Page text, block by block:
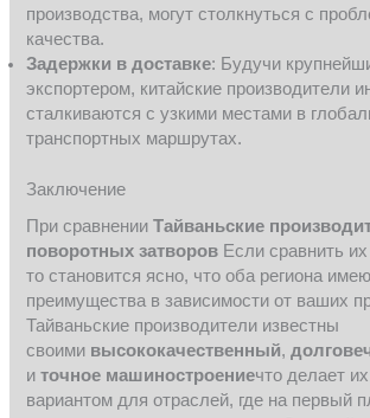
производства, могут столкнуться с
качества.
Задержки в доставке: Будучи
экспортером, китайские производители
сталкиваются с узкими местами в
транспортных маршрутах.
Заключение
При сравненииТайваньские
поворотных затворов Если сравнить
то становится ясно, что оба региона
преимущества в зависимости от ваших
Тайваньские производители известны
своими высококачественный,
иточное машиностроениечто делает
вариантом для отраслей, где на первый